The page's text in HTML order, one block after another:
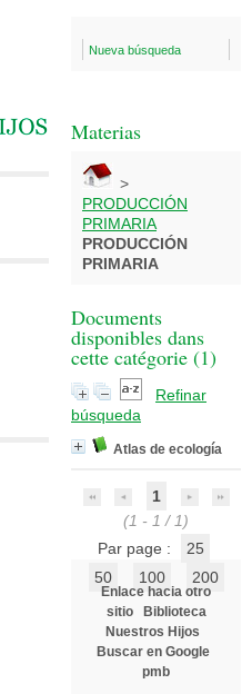
Nueva búsqueda
Materias
>
PRODUCCIÓN
PRIMARIA
PRODUCCIÓN
PRIMARIA
Documents
disponibles dans
cette catégorie (1)
Refinar
búsqueda
Atlas de ecología
1
(1 - 1 / 1)
Par page :
25
50
100 200
Enlace hacia otro
sitio
Biblioteca
Nuestros Hijos
Buscar en Google
pmb